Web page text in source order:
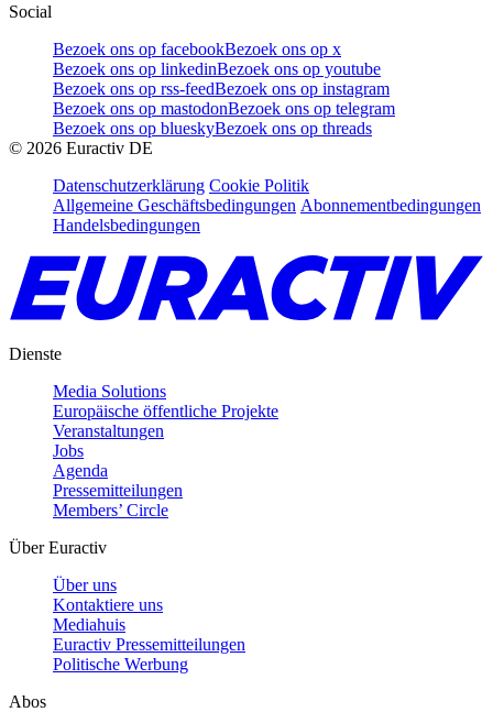
Social
Bezoek ons op facebookBezoek ons op x
Bezoek ons op linkedinBezoek ons op youtube
Bezoek ons op rss-feedBezoek ons op instagram
Bezoek ons op mastodonBezoek ons op telegram
Bezoek ons op blueskyBezoek ons op threads
© 2026 Euractiv DE
Datenschutzerklärung Cookie Politik
Allgemeine Geschäftsbedingungen Abonnementbedingungen
Handelsbedingungen
Dienste
Media Solutions
Europäische öffentliche Projekte
Veranstaltungen
Jobs
Agenda
Pressemitteilungen
Members’ Circle
Über Euractiv
Über uns
Kontaktiere uns
Mediahuis
Euractiv Pressemitteilungen
Politische Werbung
Abos